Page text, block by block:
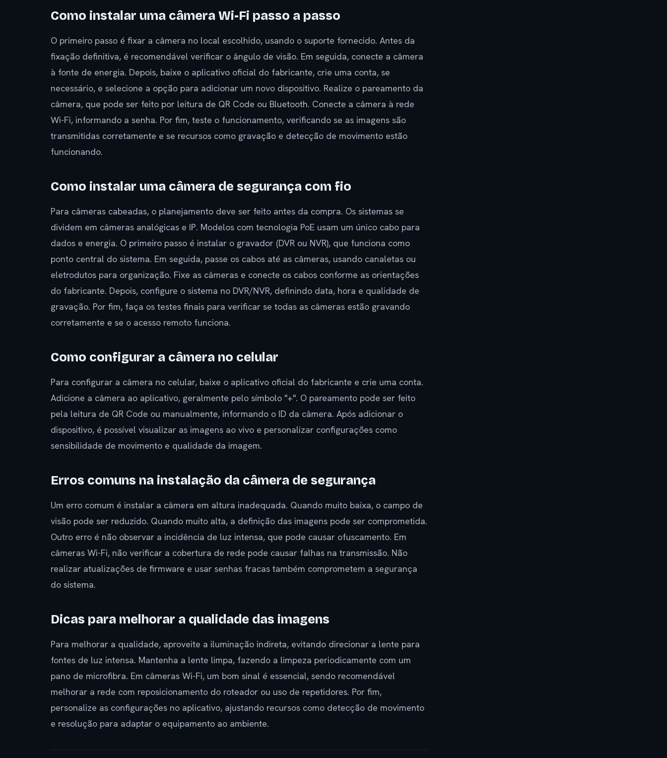
Como instalar uma câmera Wi-Fi passo a passo
O primeiro passo é fixar a câmera no local escolhido, usando o suporte fornecido. Antes da
fixação definitiva, é recomendável verificar o ângulo de visão. Em seguida, conecte a câmera
à fonte de energia. Depois, baixe o aplicativo oficial do fabricante, crie uma conta, se
necessário, e selecione a opção para adicionar um novo dispositivo. Realize o pareamento da
câmera, que pode ser feito por leitura de QR Code ou Bluetooth. Conecte a câmera à rede
Wi-Fi, informando a senha. Por fim, teste o funcionamento, verificando se as imagens são
transmitidas corretamente e se recursos como gravação e detecção de movimento estão
funcionando.
Como instalar uma câmera de segurança com fio
Para câmeras cabeadas, o planejamento deve ser feito antes da compra. Os sistemas se
dividem em câmeras analógicas e IP. Modelos com tecnologia PoE usam um único cabo para
dados e energia. O primeiro passo é instalar o gravador (DVR ou NVR), que funciona como
ponto central do sistema. Em seguida, passe os cabos até as câmeras, usando canaletas ou
eletrodutos para organização. Fixe as câmeras e conecte os cabos conforme as orientações
do fabricante. Depois, configure o sistema no DVR/NVR, definindo data, hora e qualidade de
gravação. Por fim, faça os testes finais para verificar se todas as câmeras estão gravando
corretamente e se o acesso remoto funciona.
Como configurar a câmera no celular
Para configurar a câmera no celular, baixe o aplicativo oficial do fabricante e crie uma conta.
Adicione a câmera ao aplicativo, geralmente pelo símbolo "+". O pareamento pode ser feito
pela leitura de QR Code ou manualmente, informando o ID da câmera. Após adicionar o
dispositivo, é possível visualizar as imagens ao vivo e personalizar configurações como
sensibilidade de movimento e qualidade da imagem.
Erros comuns na instalação da câmera de segurança
Um erro comum é instalar a câmera em altura inadequada. Quando muito baixa, o campo de
visão pode ser reduzido. Quando muito alta, a definição das imagens pode ser comprometida.
Outro erro é não observar a incidência de luz intensa, que pode causar ofuscamento. Em
câmeras Wi-Fi, não verificar a cobertura de rede pode causar falhas na transmissão. Não
realizar atualizações de firmware e usar senhas fracas também comprometem a segurança
do sistema.
Dicas para melhorar a qualidade das imagens
Para melhorar a qualidade, aproveite a iluminação indireta, evitando direcionar a lente para
fontes de luz intensa. Mantenha a lente limpa, fazendo a limpeza periodicamente com um
pano de microfibra. Em câmeras Wi-Fi, um bom sinal é essencial, sendo recomendável
melhorar a rede com reposicionamento do roteador ou uso de repetidores. Por fim,
personalize as configurações no aplicativo, ajustando recursos como detecção de movimento
e resolução para adaptar o equipamento ao ambiente.